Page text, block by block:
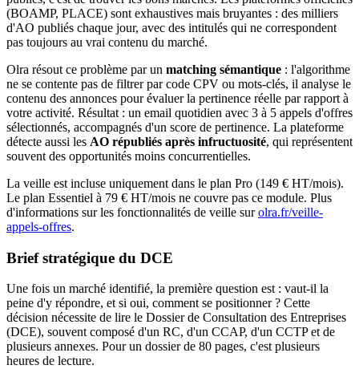
(BOAMP, PLACE) sont exhaustives mais bruyantes : des milliers
d'AO publiés chaque jour, avec des intitulés qui ne correspondent
pas toujours au vrai contenu du marché.
Olra résout ce problème par un matching sémantique : l'algorithme
ne se contente pas de filtrer par code CPV ou mots-clés, il analyse le
contenu des annonces pour évaluer la pertinence réelle par rapport à
votre activité. Résultat : un email quotidien avec 3 à 5 appels d'offres
sélectionnés, accompagnés d'un score de pertinence. La plateforme
détecte aussi les AO républiés après infructuosité, qui représentent
souvent des opportunités moins concurrentielles.
La veille est incluse uniquement dans le plan Pro (149 € HT/mois).
Le plan Essentiel à 79 € HT/mois ne couvre pas ce module. Plus
d'informations sur les fonctionnalités de veille surolra.fr/veille-
appels-offres.
Brief stratégique du DCE
Une fois un marché identifié, la première question est : vaut-il la
peine d'y répondre, et si oui, comment se positionner ? Cette
décision nécessite de lire le Dossier de Consultation des Entreprises
(DCE), souvent composé d'un RC, d'un CCAP, d'un CCTP et de
plusieurs annexes. Pour un dossier de 80 pages, c'est plusieurs
heures de lecture.